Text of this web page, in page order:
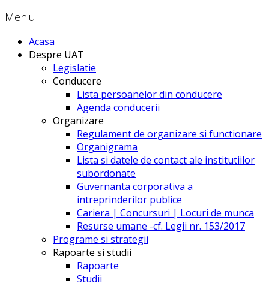
Meniu
Acasa
Despre UAT
Legislatie
Conducere
Lista persoanelor din conducere
Agenda conducerii
Organizare
Regulament de organizare si functionare
Organigrama
Lista si datele de contact ale institutiilor
subordonate
Guvernanta corporativa a
intreprinderilor publice
Cariera | Concursuri | Locuri de munca
Resurse umane -cf. Legii nr. 153/2017
Programe si strategii
Rapoarte si studii
Rapoarte
Studii